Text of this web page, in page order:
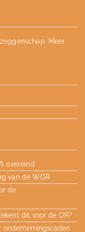
Meer
overeind
van de WOR
de
dit voor de OR?
ondernemingsraden